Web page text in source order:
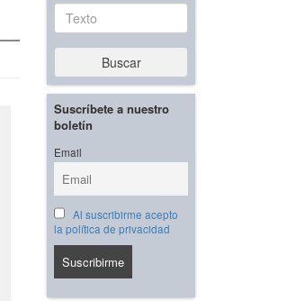
Texto
Buscar
Suscríbete a nuestro
boletín
Email
Al suscribirme acepto
la política de privacidad